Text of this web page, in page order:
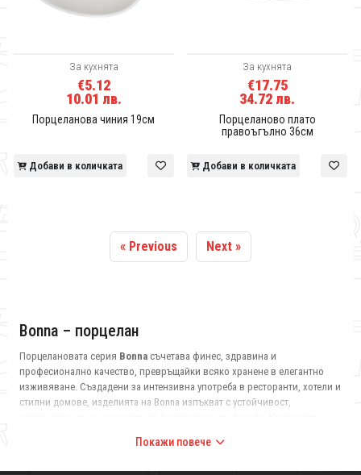
За кухнята
€5.12
10.01 лв.
Порцеланова чиния 19см
Добави в количката
За кухнята
€17.75
34.72 лв.
Порцеланово плато
правоъгълно 36см
Добави в количката
« Previous Next »
Bonna – порцелан
Порцелановата серия Bonnaсъчетава финес, здравина и
професионално качество, превръщайки всяко хранене в елегантно
изживяване. Създадени за интензивна употреба в ресторанти, хотели и
стилни домове, изделията на Bonna изпъкват с устойчивост,
допълват модерната и класическата трапеза с еднаква лекота.
Покажи повече